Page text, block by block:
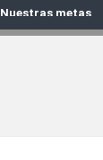
Nuestras metas